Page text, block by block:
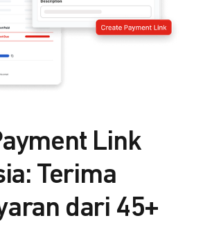
Link
Terima
dari 45+